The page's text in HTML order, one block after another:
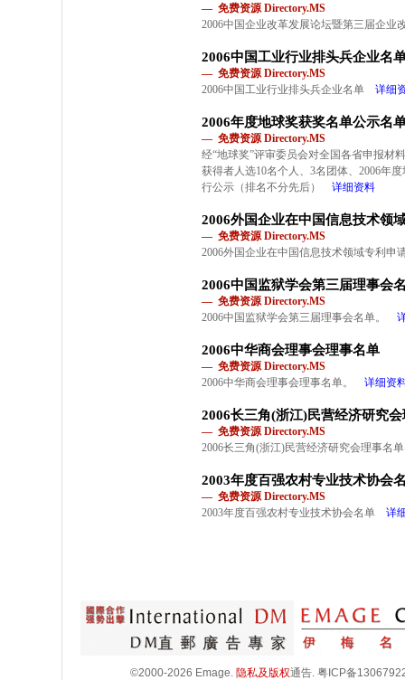
— 免费资源 Directory.MS
2006中国企业改革发展论坛暨第三届企业
2006中国工业行业排头兵企业名
— 免费资源 Directory.MS
2006中国工业行业排头兵企业名单
详细
2006年度地球奖获奖名单公示名
— 免费资源 Directory.MS
经“地球奖”评审委员会对全国各省申报材
获得者人选10名个人、3名团体、2006年
行公示（排名不分先后）
详细资料
2006外国企业在中国信息技术领
— 免费资源 Directory.MS
2006外国企业在中国信息技术领域专利申
2006中国监狱学会第三届理事会
— 免费资源 Directory.MS
2006中国监狱学会第三届理事会名单。
2006中华商会理事会理事名单
— 免费资源 Directory.MS
2006中华商会理事会理事名单。
详细资
2006长三角(浙江)民营经济研究
— 免费资源 Directory.MS
2006长三角(浙江)民营经济研究会理事名
2003年度百强农村专业技术协会
— 免费资源 Directory.MS
2003年度百强农村专业技术协会名单
详
©2000-2026 Emage. 隐私及版权通告. 粤ICP备